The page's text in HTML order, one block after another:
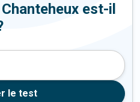
est-il
le test